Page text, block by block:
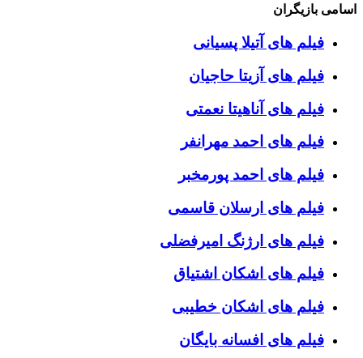
اسامی بازیگران
فیلم های آتیلا پسیانی
فیلم های آزیتا حاجیان
فیلم های آناهیتا نعمتی
فیلم های احمد مهرانفر
فیلم های احمد پورمخبر
فیلم های ارسلان قاسمی
فیلم های ارژنگ امیرفضلی
فیلم های اشکان اشتیاق
فیلم های اشکان خطیبی
فیلم های افسانه بایگان